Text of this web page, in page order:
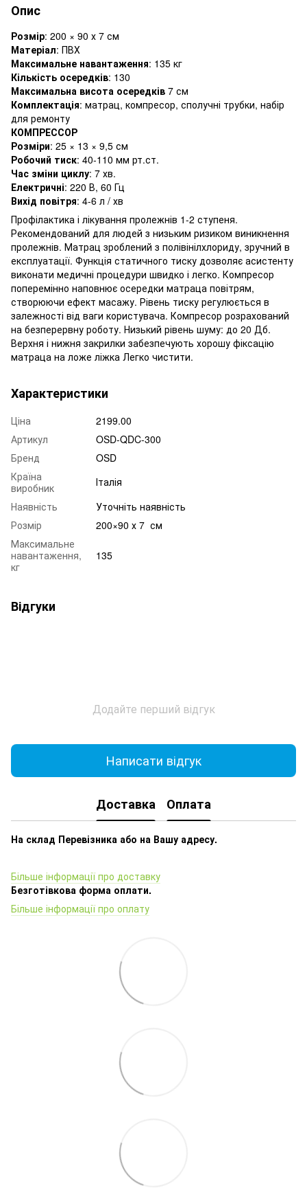
Опис
Розмір: 200 × 90 х 7 см
Матеріал: ПВХ
Максимальне навантаження: 135 кг
Кількість осередків: 130
Максимальна висота осередків 7 см
Комплектація: матрац, компресор, сполучні трубки, набір
для ремонту
КОМПРЕССОР
Розміри: 25 × 13 × 9,5 см
Робочий тиск: 40-110 мм рт.ст.
Час зміни циклу: 7 хв.
Електричні: 220 В, 60 Гц
Вихід повітря: 4-6 л / хв
Профілактика і лікування пролежнів 1-2 ступеня.
Рекомендований для людей з низьким ризиком виникнення
пролежнів. Матрац зроблений з полівінілхлориду, зручний в
експлуатації. Функція статичного тиску дозволяє асистенту
виконати медичні процедури швидко і легко. Компресор
поперемінно наповнює осередки матраца повітрям,
створюючи ефект масажу. Рівень тиску регулюється в
залежності від ваги користувача. Компресор розрахований
на безперервну роботу. Низький рівень шуму: до 20 Дб.
Верхня і нижня закрилки забезпечують хорошу фіксацію
матраца на ложе ліжка Легко чистити.
Характеристики
Ціна
2199.00
Артикул
OSD-QDC-300
Бренд
OSD
Країна
виробник
Італія
Наявність
Уточніть наявність
Розмір
200×90 х 7 см
Максимальне
навантаження,
кг
135
Відгуки
Додайте перший відгук
Написати відгук
Доставка Оплата
На склад Перевізника або на Вашу адресу.
Більше інформації про доставку
Безготівкова форма оплати.
Більше інформації про оплату